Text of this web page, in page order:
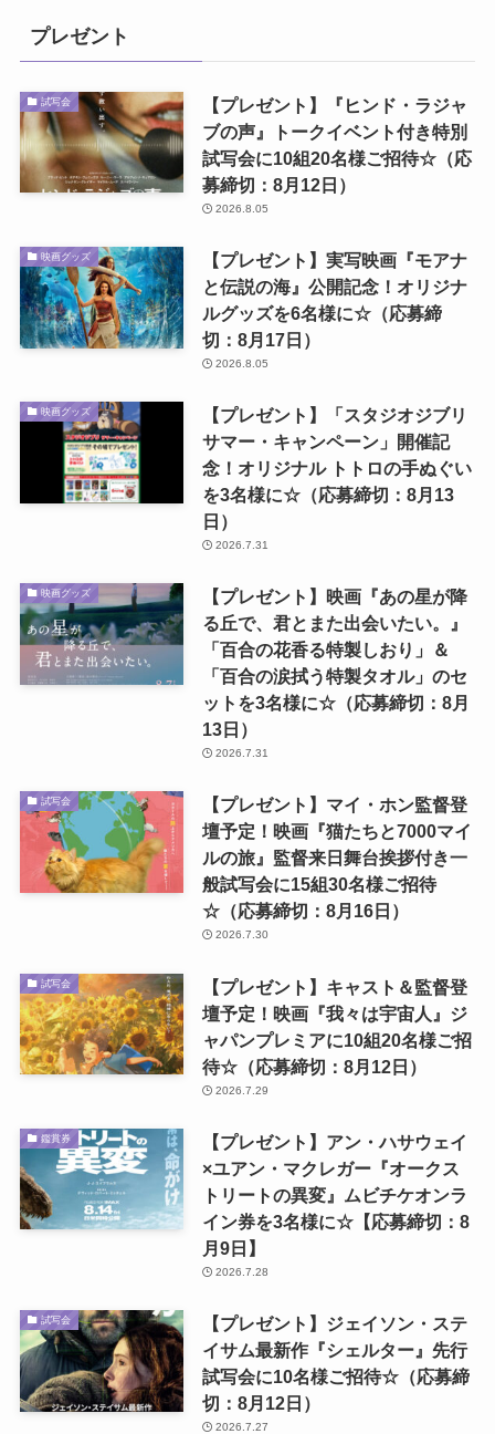
プレゼント
試写会
【プレゼント】『ヒンド・ラジャ
ブの声』トークイベント付き特別
試写会に10組20名様ご招待☆（応
募締切：8月12日）
2026.8.05
映画グッズ
【プレゼント】実写映画『モアナ
と伝説の海』公開記念！オリジナ
ルグッズを6名様に☆（応募締
切：8月17日）
2026.8.05
映画グッズ
【プレゼント】「スタジオジブリ
サマー・キャンペーン」開催記
念！オリジナル トトロの手ぬぐい
を3名様に☆（応募締切：8月13
日）
2026.7.31
映画グッズ
【プレゼント】映画『あの星が降
る丘で、君とまた出会いたい。』
「百合の花香る特製しおり」＆
「百合の涙拭う特製タオル」のセ
ットを3名様に☆（応募締切：8月
13日）
2026.7.31
試写会
【プレゼント】マイ・ホン監督登
壇予定！映画『猫たちと7000マイ
ルの旅』監督来日舞台挨拶付き一
般試写会に15組30名様ご招待
☆（応募締切：8月16日）
2026.7.30
試写会
【プレゼント】キャスト＆監督登
壇予定！映画『我々は宇宙人』ジ
ャパンプレミアに10組20名様ご招
待☆（応募締切：8月12日）
2026.7.29
鑑賞券
【プレゼント】アン・ハサウェイ
×ユアン・マクレガー『オークス
トリートの異変』ムビチケオンラ
イン券を3名様に☆【応募締切：8
月9日】
2026.7.28
試写会
【プレゼント】ジェイソン・ステ
イサム最新作『シェルター』先行
試写会に10名様ご招待☆（応募締
切：8月12日）
2026.7.27